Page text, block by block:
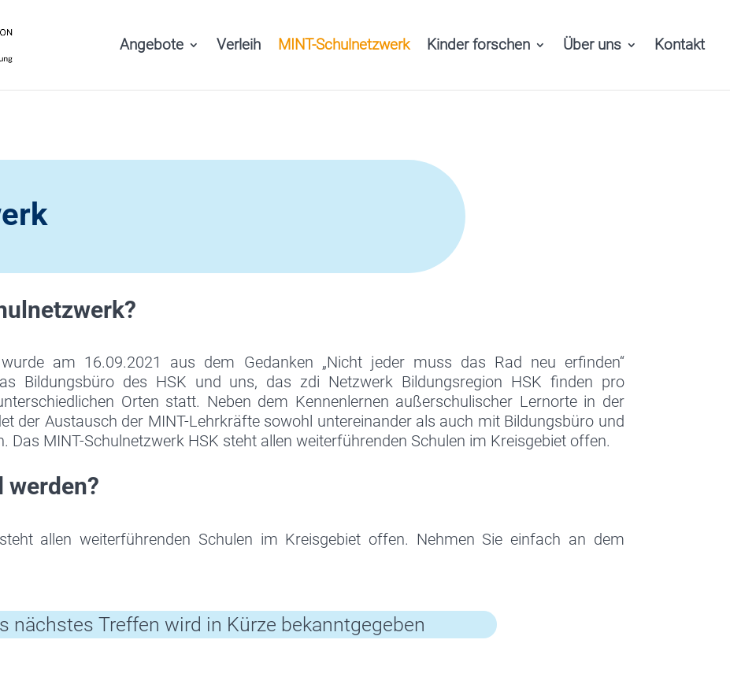
Angebote Verleih MINT-Schulnetzwerk Kinder forschen Über uns Kontakt
am 16.09.2021 aus dem Gedanken „Nicht jeder muss das Rad neu erfinden“
Bildungsbüro des HSK und uns, das zdi Netzwerk Bildungsregion HSK finden pro
Orten statt. Neben dem Kennenlernen außerschulischer Lernorte in der
der Austausch der MINT-Lehrkräfte sowohl untereinander als auch mit Bildungsbüro und
Das MINT-Schulnetzwerk HSK steht allen weiterführenden Schulen im Kreisgebiet offen.
werden?
allen weiterführenden Schulen im Kreisgebiet offen. Nehmen Sie einfach an dem
nächstes Treffen wird in Kürze bekanntgegeben